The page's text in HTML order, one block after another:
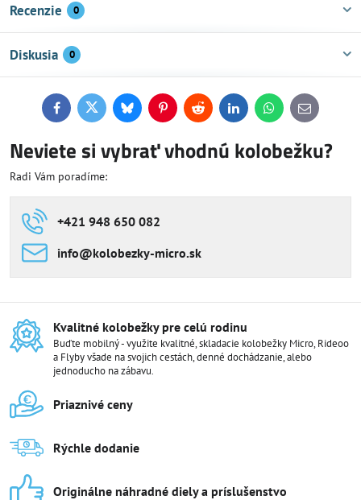
Recenzie 0
Diskusia 0
FacebookTwitterBlueskyPinterestReddit LinkedInWhatsApp
E-
mail
Neviete si vybrať vhodnú kolobežku?
Radi Vám poradíme:
+421 948 650 082
info​@kolobezky-micro​.sk
Kvalitné kolobežky pre celú rodinu
Buďte mobilný - využite kvalitné, skladacie kolobežky Micro, Rideoo
a Flyby všade na svojich cestách, denné dochádzanie, alebo
jednoducho na zábavu.
Priaznivé ceny
Rýchle dodanie
Originálne náhradné diely a príslušenstvo